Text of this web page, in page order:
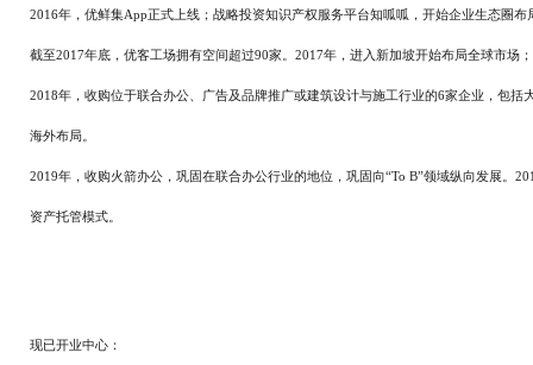
2016年，优鲜集App正式上线；战略投资知识产权服务平台知呱呱，开始企业生态圈布
截至2017年底，优客工场拥有空间超过90家。2017年，进入新加坡开始布局全球市场
2018年，收购位于联合办公、广告及品牌推广或建筑设计与施工行业的6家企业，包
海外布局。
2019年，收购火箭办公，巩固在联合办公行业的地位，巩固向“To B”领域纵向发展。
资产托管模式。
现已开业中心：